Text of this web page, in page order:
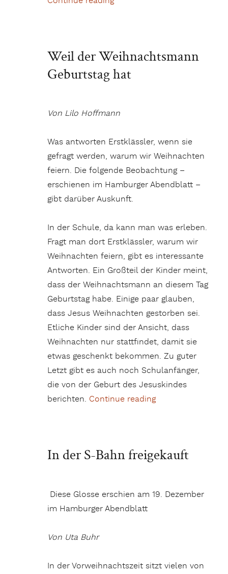
Weil der Weihnachtsmann
Geburtstag hat
Von Lilo Hoffmann
Was antworten Erstklässler, wenn sie
gefragt werden, warum wir Weihnachten
feiern. Die folgende Beobachtung –
erschienen im Hamburger Abendblatt –
gibt darüber Auskunft.
In der Schule, da kann man was erleben.
Fragt man dort Erstklässler, warum wir
Weihnachten feiern, gibt es interessante
Antworten. Ein Großteil der Kinder meint,
dass der Weihnachtsmann an diesem Tag
Geburtstag habe. Einige paar glauben,
dass Jesus Weihnachten gestorben sei.
Etliche Kinder sind der Ansicht, dass
Weihnachten nur stattfindet, damit sie
etwas geschenkt bekommen. Zu guter
Letzt gibt es auch noch Schulanfänger,
die von der Geburt des Jesuskindes
berichten. Continue reading„Weil der
In der S-Bahn freigekauft
Diese Glosse erschien am 19. Dezember
im Hamburger Abendblatt
Von Uta Buhr
In der Vorweihnachtszeit sitzt vielen von